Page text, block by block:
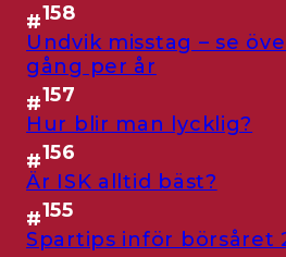
#158
Undvik misstag – se
gång per år
#157
Hur blir man lycklig?
#156
Är ISK alltid bäst?
#155
Spartips inför börsåret